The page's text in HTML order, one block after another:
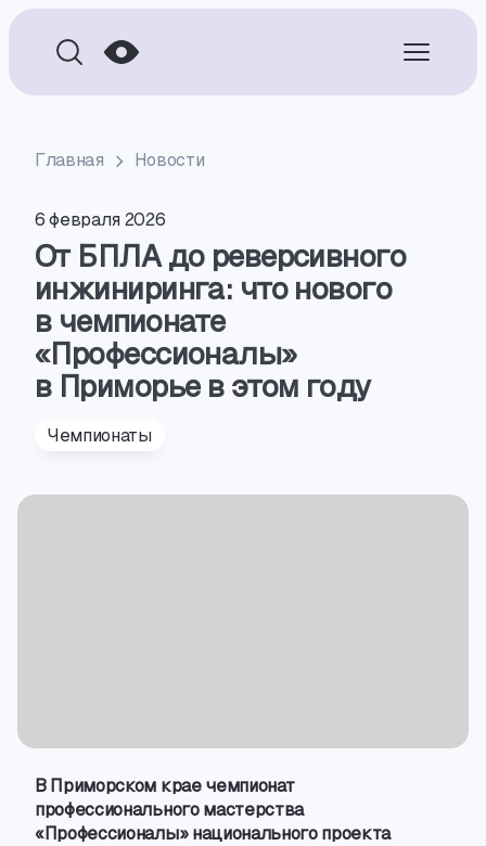
Главная Новости
6 февраля 2026
От БПЛА до реверсивного
инжиниринга: что нового
в чемпионате
«Профессионалы»
в Приморье в этом году
Чемпионаты
В Приморском крае чемпионат
профессионального мастерства
«Профессионалы» национального проекта